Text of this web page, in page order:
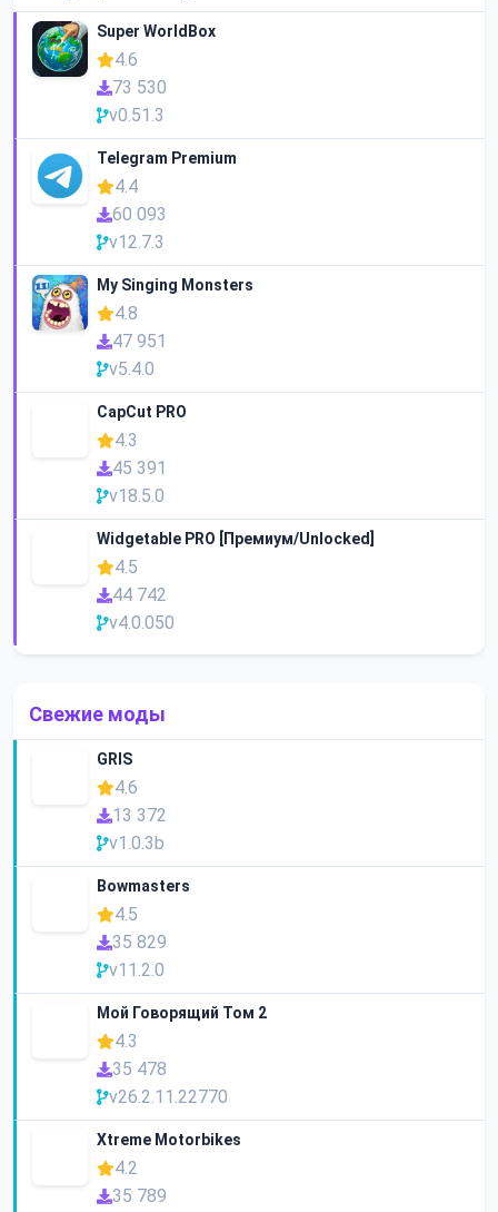
Super WorldBox
4.6
73 530
v0.51.3
Telegram Premium
4.4
60 093
v12.7.3
My Singing Monsters
4.8
47 951
v5.4.0
CapCut PRO
4.3
45 391
v18.5.0
Widgetable PRO [Премиум/Unlocked]
4.5
44 742
v4.0.050
Свежие моды
GRIS
4.6
13 372
v1.0.3b
Bowmasters
4.5
35 829
v11.2.0
Мой Говорящий Том 2
4.3
35 478
v26.2.11.22770
Xtreme Motorbikes
4.2
35 789